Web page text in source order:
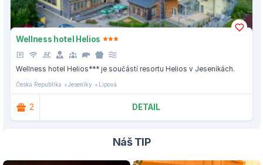
Wellness hotel Helios
Wellness hotel Helios*** je součástí resortu Helios v Jeseníkách.
Česká Republika Jeseníky Lipová
2 DETAIL
Náš TIP